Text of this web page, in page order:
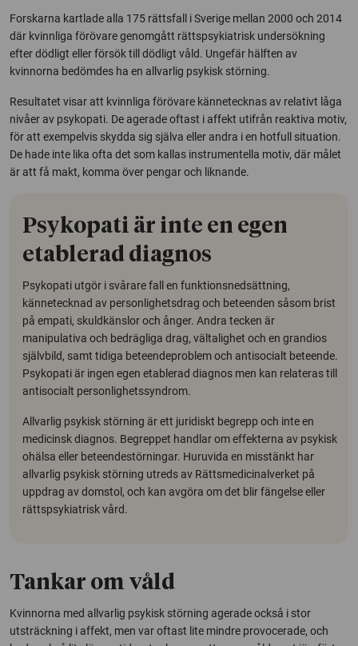
Forskarna kartlade alla 175 rättsfall i Sverige mellan 2000 och 2014
där kvinnliga förövare genomgått rättspsykiatrisk undersökning
efter dödligt eller försök till dödligt våld. Ungefär hälften av
kvinnorna bedömdes ha en allvarlig psykisk störning.
Resultatet visar att kvinnliga förövare kännetecknas av relativt låga
nivåer av psykopati. De agerade oftast i affekt utifrån reaktiva motiv,
för att exempelvis skydda sig själva eller andra i en hotfull situation.
De hade inte lika ofta det som kallas instrumentella motiv, där målet
är att få makt, komma över pengar och liknande.
Psykopati är inte en egen
etablerad diagnos
Psykopati utgör i svårare fall en funktionsnedsättning,
kännetecknad av personlighetsdrag och beteenden såsom brist
på empati, skuldkänslor och ånger. Andra tecken är
manipulativa och bedrägliga drag, vältalighet och en grandios
självbild, samt tidiga beteendeproblem och antisocialt beteende.
Psykopati är ingen egen etablerad diagnos men kan relateras till
antisocialt personlighetssyndrom.
Allvarlig psykisk störning är ett juridiskt begrepp och inte en
medicinsk diagnos. Begreppet handlar om effekterna av psykisk
ohälsa eller beteendestörningar. Huruvida en misstänkt har
allvarlig psykisk störning utreds av Rättsmedicinalverket på
uppdrag av domstol, och kan avgöra om det blir fängelse eller
rättspsykiatrisk vård.
Tankar om våld
Kvinnorna med allvarlig psykisk störning agerade också i stor
utsträckning i affekt, men var oftast lite mindre provocerade, och